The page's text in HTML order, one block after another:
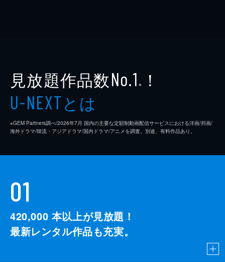
見放題作品数No.1 ※ ！
U-NEXTとは
※GEM Partners調べ/2026年7⽉ 国内の主要な定額制動画配信サービスにおける洋画/邦画/
海外ドラマ/韓流・アジアドラマ/国内ドラマ/アニメを調査。別途、有料作品あり。
01
420,000 本以上が見放題！
最新レンタル作品も充実。